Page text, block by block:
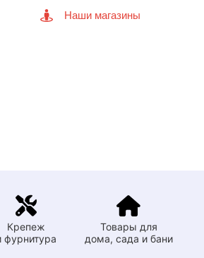
Наши магазины
Крепеж
фурнитура
Товары для
дома, сада и бани